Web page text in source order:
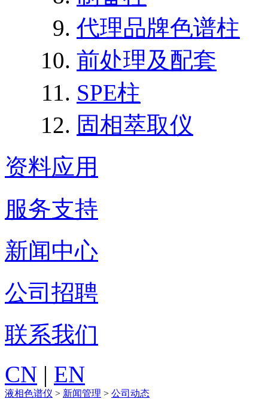
代理品牌色谱柱
前处理及配套
SPE柱
固相萃取仪
资料应用
服务支持
新闻中心
公司招聘
联系我们
CN | EN
液相色谱仪 > 新闻管理 > 公司动态